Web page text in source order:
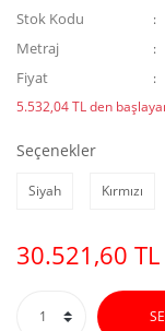
Stok Kodu
Metraj
Fiyat
5.532,04 TL den
Seçenekler
Siyah Kırmızı
30.521,60 TL